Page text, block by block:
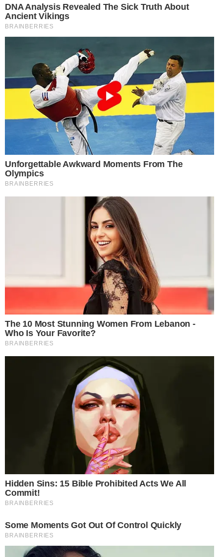
2 อ ย่ า ให้ผ้าเช็ดหน้ากัน
เพราะคนโบราญให้ความหมายว่า ผ้าเช็ดหน้านี้มีไว้เพื่อเช็ดน้ำตา
ด้วยเหตุการณ์ที่เรามักจะยื่นผ้าเช็ดหน้าให้กัน จะเกิดจากเรื่องที่โศก
เศร้าเสียเป็นส่วนใหญ่ ผ้าเช็ดหน้าจึงเป็นสัญลักษณ์แห่งความเศร้า
เสียใจ จึงไม่ควรนำไปเป็นของขวัญหรือของฝากให้แก่กัน เชื่อว่าจะมี
เรื่องให้เกิดการพลัดพราก โศกเศร้าเสียน้ำตา และทำให้ความสัมพัน
ไม่มั่นคง
หากทำธุรกิจค้าขายต่างๆ ทุกๆสถานที่ไม่ว่าจะเป็นบริษัท ร้านค้า ร้าน
อาหาร หรือแม้กระทั่งในบ้าน ต้องหมั่นคอยเช็ดกระจกให้ใสสะอาด
อยู่เสมอ และกระจกต้องไม่มีรอยแตกร้าว แม้จะเป็นเพียงรอยเล็กๆก็
ไม่ได้ เพราะมีความเชื่อต่อกันมาว่า จะส่งพลังลบให้กับผู้อยู่อาศัย
และกิจการที่ดำเนินอยู่